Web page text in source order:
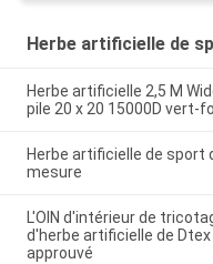
Herbe artificielle de
Herbe artificielle 2,5 M
pile 20 x 20 15000D vert-
Herbe artificielle de sport
mesure
L'OIN d'intérieur de
d'herbe artificielle de
approuvé